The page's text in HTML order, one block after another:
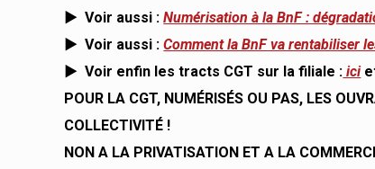
► Voir aussi :Numérisation à la BnF :
►Voir aussi :Comment la BnF va rentabiliser
►Voir enfin les tracts CGT sur la filiale : ici
POUR LA CGT, NUMÉRISÉS OU PAS, LES
COLLECTIVITÉ !
NON A LA PRIVATISATION ET A LA